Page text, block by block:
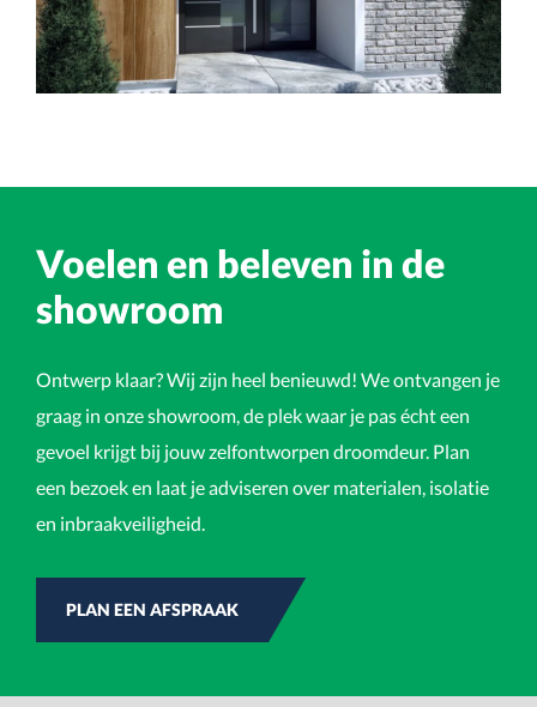
Voelen en beleven in de
showroom
Ontwerp klaar? Wij zijn heel benieuwd! We ontvangen je
graag in onze showroom, de plek waar je pas écht een
gevoel krijgt bij jouw zelfontworpen droomdeur. Plan
een bezoek en laat je adviseren over materialen, isolatie
en inbraakveiligheid.
PLAN EEN AFSPRAAK